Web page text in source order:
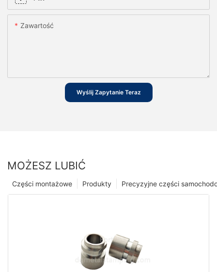
Zawartość
Wyślij Zapytanie Teraz
MOŻESZ LUBIĆ
Precyzyjne części
Produkty
Części montażowe